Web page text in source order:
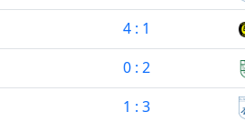
4 : 1
0 : 2
1 : 3